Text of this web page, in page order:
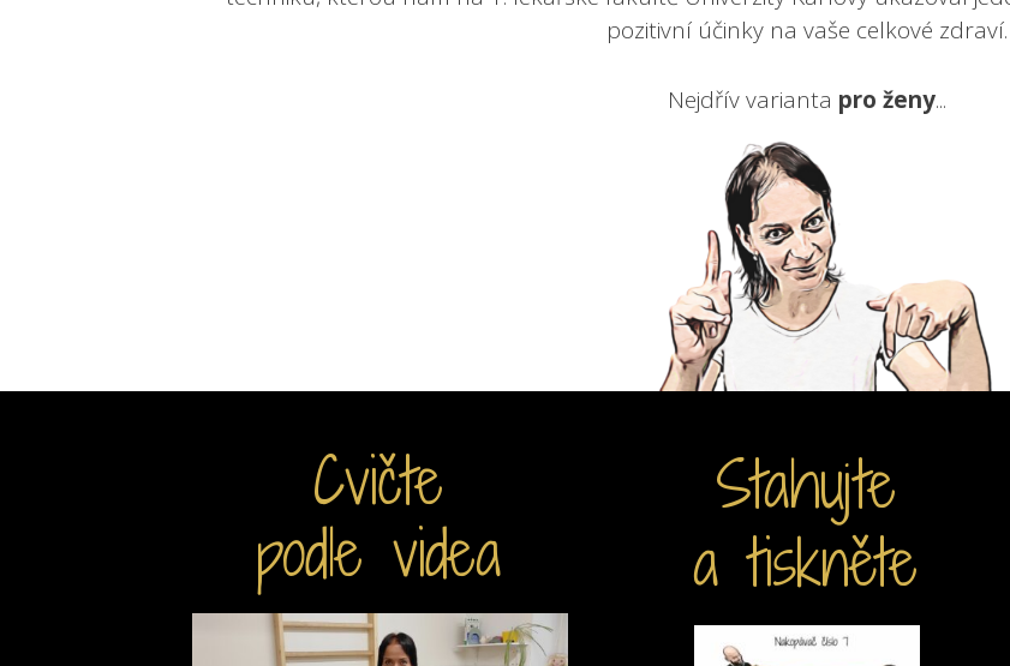
pozitivní účinky na vaše celkové zdraví.
Nejdřív varianta pro ženy...
Cvičte
podle videa
Stahujte
a tiskněte